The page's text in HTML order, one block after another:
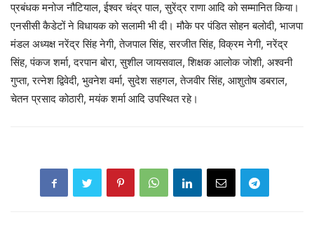
प्रबंधक मनोज नौटियाल, ईश्वर चंद्र पाल, सुरेंद्र राणा आदि को सम्मानित किया।
एनसीसी कैडेटों ने विधायक को सलामी भी दी। मौके पर पंडित सोहन बलोदी, भाजपा
मंडल अध्यक्ष नरेंद्र सिंह नेगी, तेजपाल सिंह, सरजीत सिंह, विक्रम नेगी, नरेंद्र
सिंह, पंकज शर्मा, दरपान बोरा, सुशील जायसवाल, शिक्षक आलोक जोशी, अश्वनी
गुप्ता, रत्नेश द्विवेदी, भुवनेश वर्मा, सुदेश सहगल, तेजवीर सिंह, आशुतोष डबराल,
चेतन प्रसाद कोठारी, मयंक शर्मा आदि उपस्थित रहे।